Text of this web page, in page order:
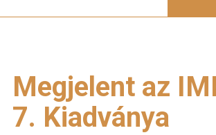
Megjelent az
7. Kiadványa